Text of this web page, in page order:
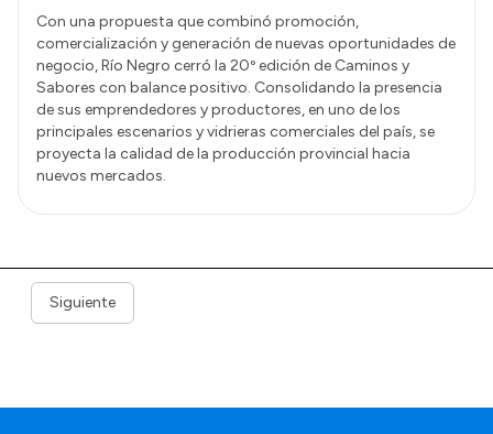
Con una propuesta que combinó promoción,
comercialización y generación de nuevas oportunidades de
negocio, Río Negro cerró la 20º edición de Caminos y
Sabores con balance positivo. Consolidando la presencia
de sus emprendedores y productores, en uno de los
principales escenarios y vidrieras comerciales del país, se
proyecta la calidad de la producción provincial hacia
nuevos mercados.
Siguiente